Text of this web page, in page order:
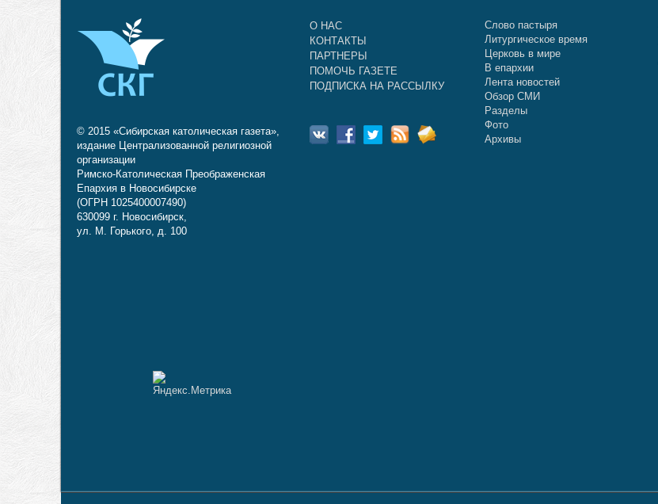
© 2015 «Сибирская католическая газета»,
издание Централизованной религиозной
организации
Римско-Католическая Преображенская
Епархия в Новосибирске
(ОГРН 1025400007490)
630099 г. Новосибирск,
ул. М. Горького, д. 100
О НАС
КОНТАКТЫ
ПАРТНЕРЫ
ПОМОЧЬ ГАЗЕТЕ
ПОДПИСКА НА РАССЫЛКУ
Слово пастыря
Литургическое время
Церковь в мире
В епархии
Лента новостей
Обзор СМИ
Разделы
Фото
Архивы